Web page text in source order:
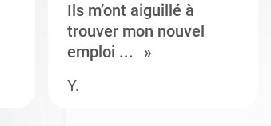
Ils m’ont aiguillé à
trouver mon nouvel
emploi ...
Y.